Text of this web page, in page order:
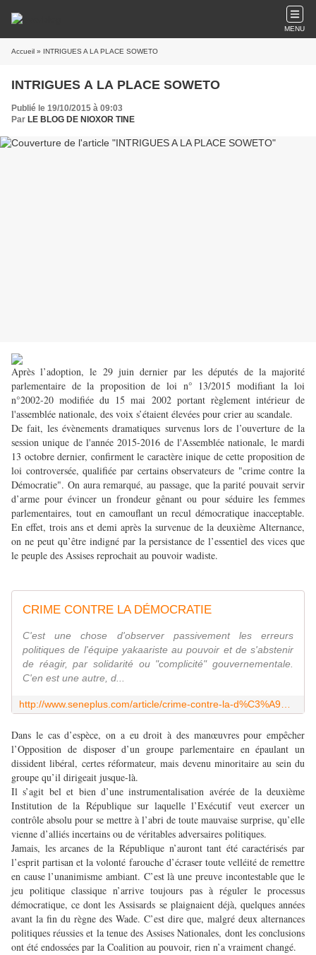
MENU
Accueil » INTRIGUES A LA PLACE SOWETO
INTRIGUES A LA PLACE SOWETO
Publié le 19/10/2015 à 09:03
Par LE BLOG DE NIOXOR TINE
Après l’adoption, le 29 juin dernier par les députés de la majorité
parlementaire de la proposition de loi n° 13/2015 modifiant la loi
n°2002-20 modifiée du 15 mai 2002 portant règlement intérieur de
l'assemblée nationale, des voix s’étaient élevées pour crier au scandale.
De fait, les évènements dramatiques survenus lors de l’ouverture de la
session unique de l'année 2015-2016 de l'Assemblée nationale, le mardi
13 octobre dernier, confirment le caractère inique de cette proposition de
loi controversée, qualifiée par certains observateurs de "crime contre la
Démocratie". On aura remarqué, au passage, que la parité pouvait servir
d’arme pour évincer un frondeur gênant ou pour séduire les femmes
parlementaires, tout en camouflant un recul démocratique inacceptable.
En effet, trois ans et demi après la survenue de la deuxième Alternance,
on ne peut qu’être indigné par la persistance de l’essentiel des vices que
le peuple des Assises reprochait au pouvoir wadiste.
CRIME CONTRE LA DÉMOCRATIE
C'est une chose d'observer passivement les erreurs
politiques de l'équipe yakaariste au pouvoir et de s'abstenir
de réagir, par solidarité ou "complicité" gouvernementale.
C'en est une autre, d...
Dans le cas d’espèce, on a eu droit à des manœuvres pour empêcher
l’Opposition de disposer d’un groupe parlementaire en épaulant un
dissident libéral, certes réformateur, mais devenu minoritaire au sein du
groupe qu’il dirigeait jusque-là.
Il s’agit bel et bien d’une instrumentalisation avérée de la deuxième
Institution de la République sur laquelle l’Exécutif veut exercer un
contrôle absolu pour se mettre à l’abri de toute mauvaise surprise, qu’elle
vienne d’alliés incertains ou de véritables adversaires politiques.
Jamais, les arcanes de la République n’auront tant été caractérisés par
l’esprit partisan et la volonté farouche d’écraser toute velléité de remettre
en cause l’unanimisme ambiant. C’est là une preuve incontestable que le
jeu politique classique n’arrive toujours pas à réguler le processus
démocratique, ce dont les Assisards se plaignaient déjà, quelques années
avant la fin du règne des Wade. C’est dire que, malgré deux alternances
politiques réussies et la tenue des Assises Nationales, dont les conclusions
ont été endossées par la Coalition au pouvoir, rien n’a vraiment changé.